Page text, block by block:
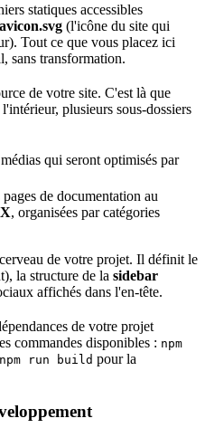
statiques accessibles
(l'icône du site qui
Tout ce que vous placez ici
sans transformation.
de votre site. C'est là que
plusieurs sous-dossiers
qui seront optimisés par
de documentation au
, organisées par catégories
de votre projet. Il définit le
la structure de la sidebar
affichés dans l'en-tête.
de votre projet
commandes disponibles : npm
npm run build pour la